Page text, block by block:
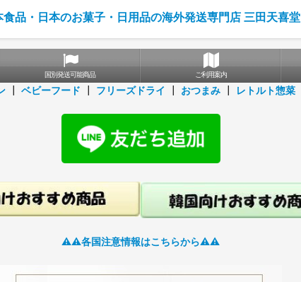
食品・日本のお菓子・日用品の海外発送専門店 三田天喜堂
国別発送可能商品 ご利用案内
ベビーフード フリーズドライ おつまみ レトルト惣菜
⚠️⚠️各国注意情報はこちらから⚠️⚠️